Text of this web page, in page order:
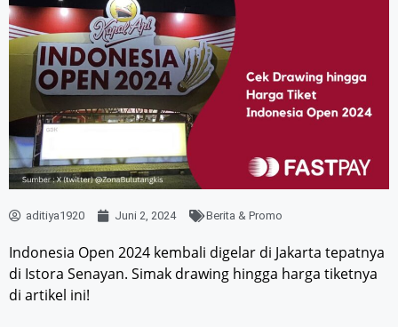
aditiya1920 Juni 2, 2024 Berita & Promo
Indonesia Open 2024 kembali digelar di Jakarta tepatnya
di Istora Senayan. Simak drawing hingga harga tiketnya
di artikel ini!